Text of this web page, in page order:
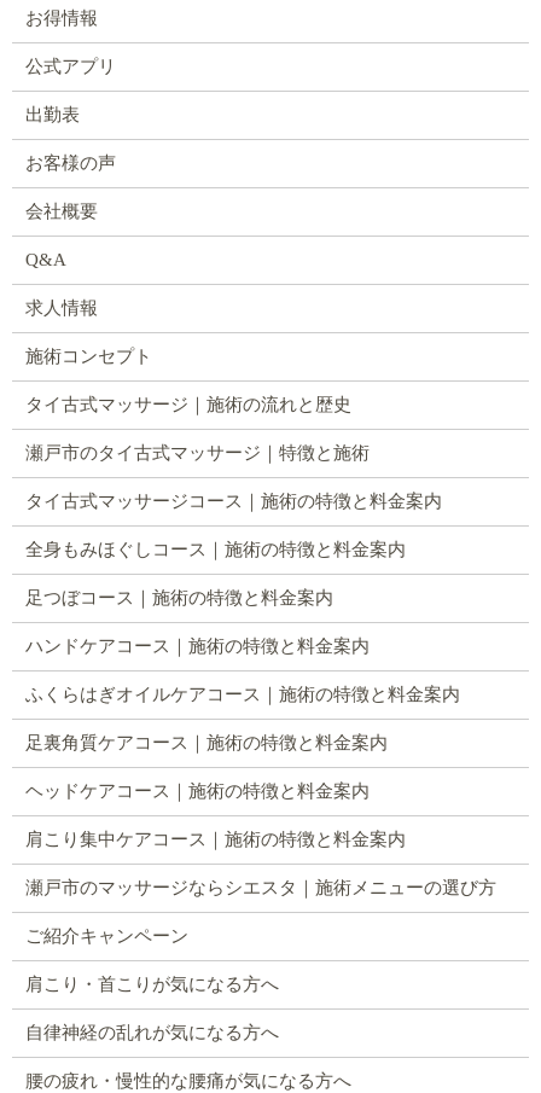
お得情報
公式アプリ
出勤表
お客様の声
会社概要
Q&A
求人情報
施術コンセプト
タイ古式マッサージ｜施術の流れと歴史
瀬戸市のタイ古式マッサージ｜特徴と施術
タイ古式マッサージコース｜施術の特徴と料金案内
全身もみほぐしコース｜施術の特徴と料金案内
足つぼコース｜施術の特徴と料金案内
ハンドケアコース｜施術の特徴と料金案内
ふくらはぎオイルケアコース｜施術の特徴と料金案内
足裏角質ケアコース｜施術の特徴と料金案内
ヘッドケアコース｜施術の特徴と料金案内
肩こり集中ケアコース｜施術の特徴と料金案内
瀬戸市のマッサージならシエスタ｜施術メニューの選び方
ご紹介キャンペーン
肩こり・首こりが気になる方へ
自律神経の乱れが気になる方へ
腰の疲れ・慢性的な腰痛が気になる方へ